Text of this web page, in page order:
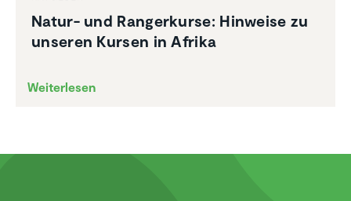
Natur- und Ranger­kurse: Hinweise zu
unseren Kursen in Afrika
Weiterlesen